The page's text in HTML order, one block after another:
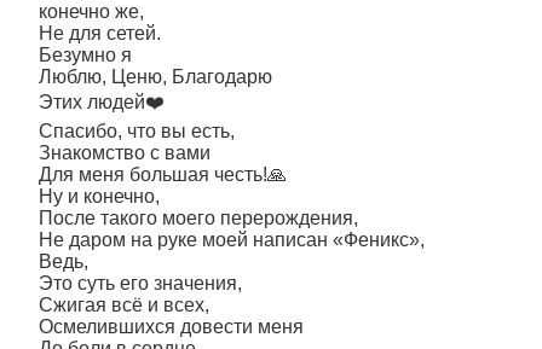
конечно же,
Не для сетей.
Безумно я
Люблю, Ценю, Благодарю
Этих людей❤️
Спасибо, что вы есть,
Знакомство с вами
Для меня большая честь!🙏
Ну и конечно,
После такого моего перерождения,
Не даром на руке моей написан «Феникс»,
Ведь,
Это суть его значения,
Сжигая всё и всех,
Осмелившихся довести меня